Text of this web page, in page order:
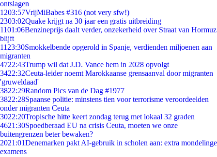
ontslagen
1203:57VrijMiBabes #316 (not very sfw!)
2303:02Quake krijgt na 30 jaar een gratis uitbreiding
1101:06Benzineprijs daalt verder, onzekerheid over Straat van Hormuz
blijft
11 23:30Smokkelbende opgerold in Spanje, verdienden miljoenen aan
migranten
4722:43Trump wil dat J.D. Vance hem in 2028 opvolgt
3422:32Ceuta-leider noemt Marokkaanse grensaanval door migranten
'gruweldaad'
3822:29Random Pics van de Dag #1977
3822:28Spaanse politie: minstens tien voor terrorisme veroordeelden
onder migranten Ceuta
3022:20Tropische hitte keert zondag terug met lokaal 32 graden
4621:30Spoedberaad EU na crisis Ceuta, moeten we onze
buitengrenzen beter bewaken?
2021:01Denemarken pakt AI-gebruik in scholen aan: extra mondelinge
examens